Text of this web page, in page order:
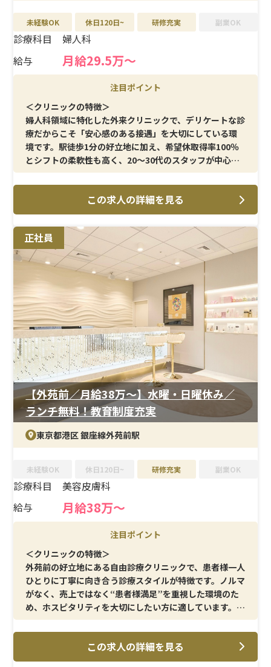
未経験OK 休日120日~ 研修充実 副業OK
診療科目
婦人科
給与
月給29.5万〜
注目ポイント
＜クリニックの特徴＞
婦人科領域に特化した外来クリニックで、デリケートな診
療だからこそ「安心感のある接遇」を大切にしている環
境です。駅徒歩1分の好立地に加え、希望休取得率100％
とシフトの柔軟性も高く、20〜30代のスタッフが中心と
なって協力し合いながら働いています。
超音波エコー／子宮頸がん検査／膣培養／クラミジア・
淋菌検査／ポリープ切除／バルトリン腺穿刺／中絶・流
産手術／ピル処方関連（アフターピル・月経移動・
OC/LEP）など
＜研修制度＞
入職者の約8割が婦人科未経験からスタートしており、系
列院での研修制度が整っています。入職後は教育担当がマ
ンツーマンでフォローし、段階的に業務を習得できるた
め、婦人科未経験でも安心して立ち上がることが可能で
す。独り立ちの判断までしっかりサポートが入る点も安心
材料です。
＜待遇＞
賞与は年2回支給実績があり、安定した収入が見込めま
す。役職やスキルに応じた手当も整っており、シフト制で
月9〜11日休み、夏季・冬季休暇も5日程度取得できるた
め、プライベートとの両立を重視したい方にも適してい
この求人の詳細を見る
正社員
【外苑前／月給38万〜】水曜・日曜休み／
ランチ無料！教育制度充実
東京都港区 銀座線外苑前駅
未経験OK 休日120日~ 研修充実 副業OK
診療科目
美容皮膚科
給与
月給38万〜
注目ポイント
＜クリニックの特徴＞
外苑前の好立地にある自由診療クリニックで、患者様一人
ひとりに丁寧に向き合う診療スタイルが特徴です。ノルマ
がなく、売上ではなく“患者様満足”を重視した環境のた
め、ホスピタリティを大切にしたい方に適しています。美
容医療に強い関心があり、接遇力を活かして働きたい方に
おすすめです。
＜メイン施術＞
この求人の詳細を見る